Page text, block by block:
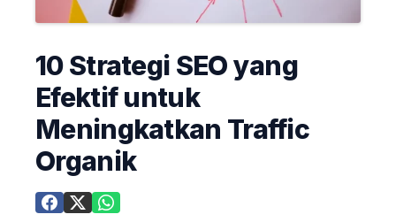
10 Strategi SEO yang
Efektif untuk
Meningkatkan Traffic
Organik